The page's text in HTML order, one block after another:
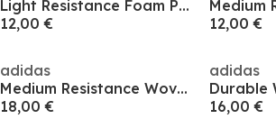
Light Resistance Foam Padded Handle Trainers
12,00 €
12,00 €
adidas
Medium Resistance Woven Bands
18,00 €
adidas
16,00 €